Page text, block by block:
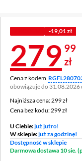
-19,01 zł
Cena
279 99
zł
Cena z kodem
obowiązuje do 31.08.2026
Najniższa cena: 299 zł
Najniższa cena: 299 zł
Cena bez kodu: 299 zł
Cena bez kodu: 299 zł
U Ciebie:już jutro!
W sklepie:już za godzinę!
Dostępność w sklepie
Darmowa dostawa 10 sie.